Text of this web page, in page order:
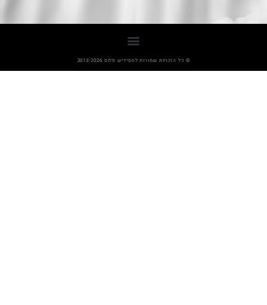
© כל הזכויות שמורות לחסידיש פלוס 2013-2026